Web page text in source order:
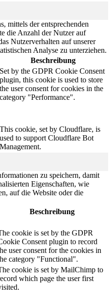
mittels der entsprechenden
die Anzahl der Nutzer auf
Nutzerverhalten auf unserer
Analyse zu unterziehen.
Beschreibung
Set by the GDPR Cookie Consent
plugin, this cookie is used to store
the user consent for cookies in the
category "Performance".
This cookie, set by Cloudflare, is
used to support Cloudflare Bot
Management.
zu speichern, damit
Eigenschaften, wie
auf die Website oder die
Beschreibung
cookie is set by the GDPR
Consent plugin to record
user consent for the cookies in
category "Functional".
cookie is set by MailChimp to
which page the user first